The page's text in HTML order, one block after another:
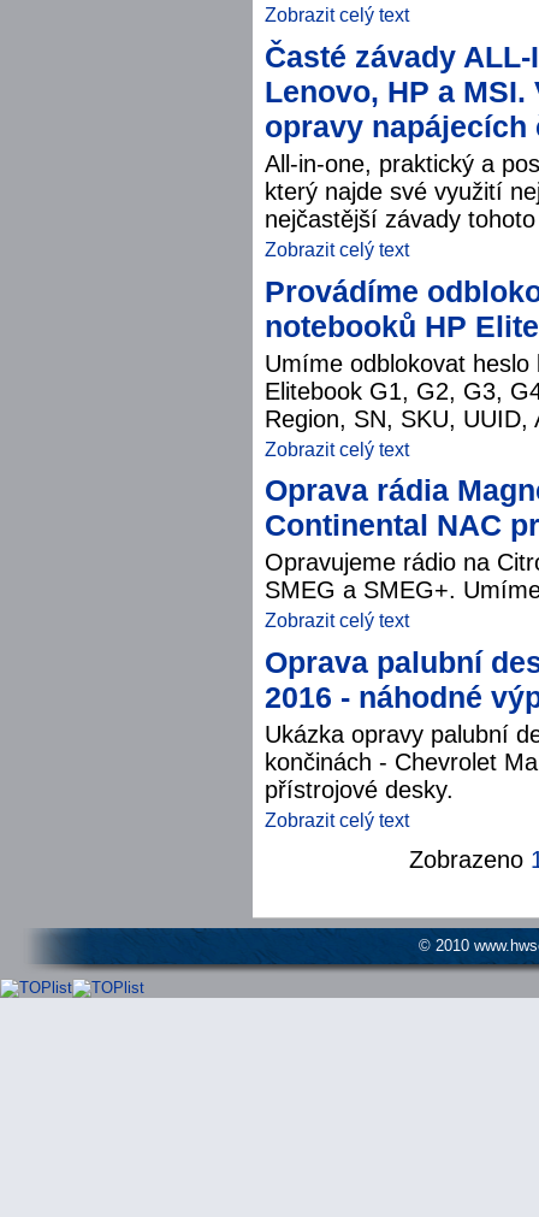
Zobrazit celý text
Časté závady
Lenovo, HP a
opravy napájecích
All-in-one, praktický a
který najde své využití
nejčastější závady
Zobrazit celý text
Provádíme
notebooků HP
Umíme odblokovat
Elitebook G1, G2, G3,
Region, SN, SKU, UUID,
Zobrazit celý text
Oprava rádia
Continental NAC
Opravujeme rádio na
SMEG a SMEG+.
Zobrazit celý text
Oprava palubní
2016 - náhodné
Ukázka opravy palubní
končinách - Chevrolet
přístrojové desky.
Zobrazit celý text
Zobrazeno
© 2010